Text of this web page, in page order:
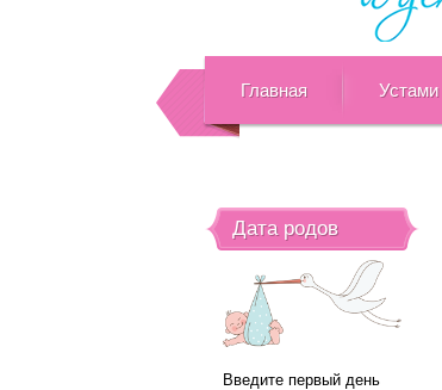
Главная Устами
Дата родов
Введите первый день